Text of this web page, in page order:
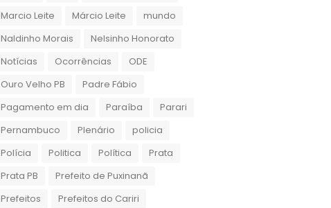
Marcio Leite
Márcio Leite
mundo
Naldinho Morais
Nelsinho Honorato
Notícias
Ocorrências
ODE
Ouro Velho PB
Padre Fábio
Pagamento em dia
Paraíba
Parari
Pernambuco
Plenário
policia
Polícia
Politica Política
Prata
Prata PB
Prefeito de Puxinanã
Prefeitos
Prefeitos do Cariri